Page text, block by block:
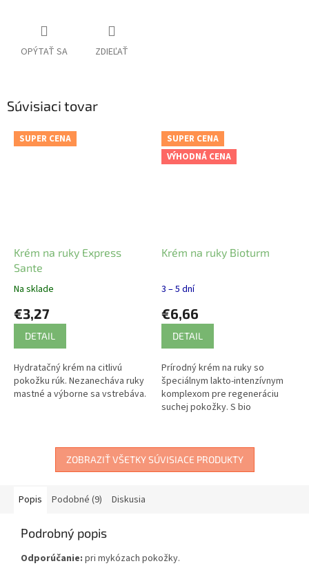
OPÝTAŤ SA ZDIEĽAŤ
Súvisiaci tovar
SUPER CENA
Krém na ruky Express
Sante
Na sklade
€3,27
DETAIL
Hydratačný krém na citlivú
pokožku rúk. Nezanecháva ruky
mastné a výborne sa vstrebáva.
SUPER CENA
VÝHODNÁ CENA
Krém na ruky Bioturm
3 – 5 dní
€6,66
DETAIL
Prírodný krém na ruky so
špeciálnym lakto-intenzívnym
komplexom pre regeneráciu
suchej pokožky. S bio
ZOBRAZIŤ VŠETKY SÚVISIACE PRODUKTY
Popis Podobné (9) Diskusia
Podrobný popis
Odporúčanie: pri mykózach pokožky.